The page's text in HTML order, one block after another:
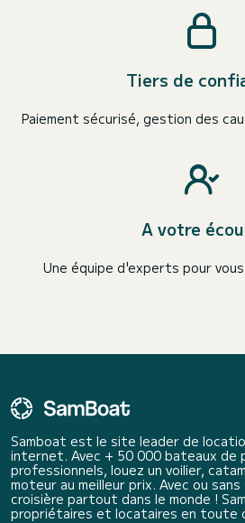
Tiers de
Paiement sécurisé, gestion des
A votre
Une équipe d'experts pour
Samboat est le site leader de
internet. Avec + 50 000 bateaux de
professionnels, louez un voilier,
moteur au meilleur prix. Avec ou
croisière partout dans le monde !
propriétaires et locataires en toute